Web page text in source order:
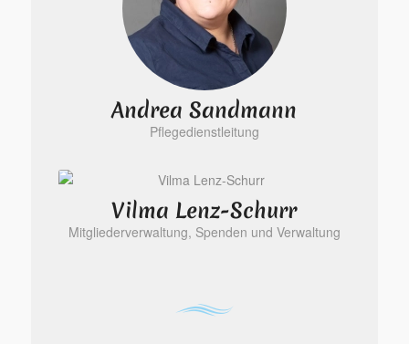
Andrea Sandmann
Pflegedienstleitung
Vilma Lenz-Schurr
Mitgliederverwaltung, Spenden und Verwaltung